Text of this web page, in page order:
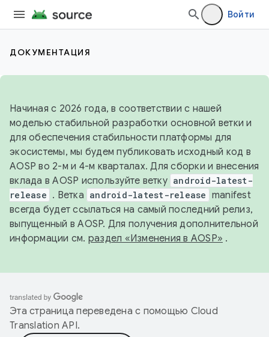
Войти
ДОКУМЕНТАЦИЯ
Начиная с 2026 года, в соответствии с нашей
моделью стабильной разработки основной ветки и
для обеспечения стабильности платформы для
экосистемы, мы будем публиковать исходный код в
AOSP во 2-м и 4-м кварталах. Для сборки и внесения
вклада в AOSP используйте ветку android-latest-
release . Ветка android-latest-release manifest
всегда будет ссылаться на самый последний релиз,
выпущенный в AOSP. Для получения дополнительной
информации см. раздел «Изменения в AOSP» .
Эта страница переведена с помощью Cloud
Translation API.